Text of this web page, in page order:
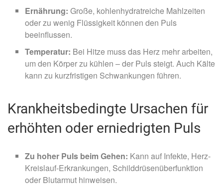
Ernährung: Große, kohlenhydratreiche Mahlzeiten
oder zu wenig Flüssigkeit können den Puls
beeinflussen.
Temperatur: Bei Hitze muss das Herz mehr arbeiten,
um den Körper zu kühlen – der Puls steigt. Auch Kälte
kann zu kurzfristigen Schwankungen führen.
Krankheitsbedingte Ursachen für
erhöhten oder erniedrigten Puls
Zu hoher Puls beim Gehen: Kann auf Infekte, Herz-
Kreislauf-Erkrankungen, Schilddrüsenüberfunktion
oder Blutarmut hinweisen.